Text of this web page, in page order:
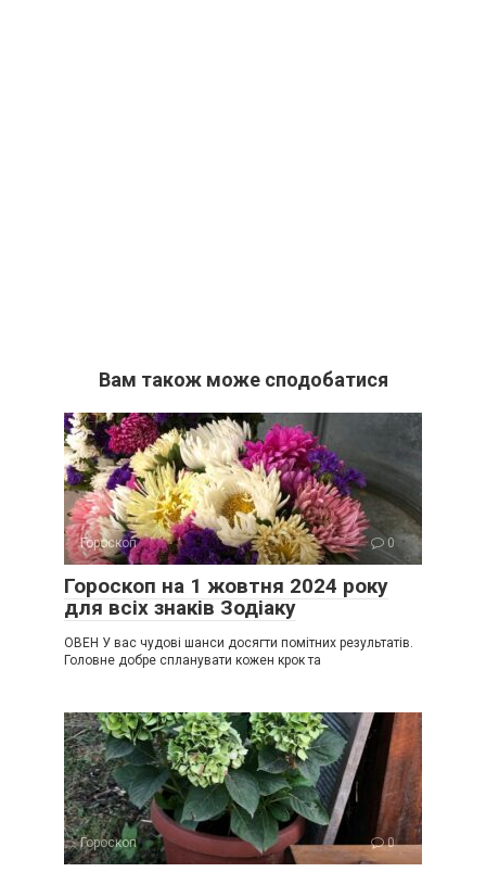
Вам також може сподобатися
Гороскоп 0
Гороскоп на 1 жовтня 2024 року
для всіх знаків Зодіаку
ОВЕН У вас чудові шанси досягти помітних результатів.
Головне добре спланувати кожен крок та
Гороскоп 0